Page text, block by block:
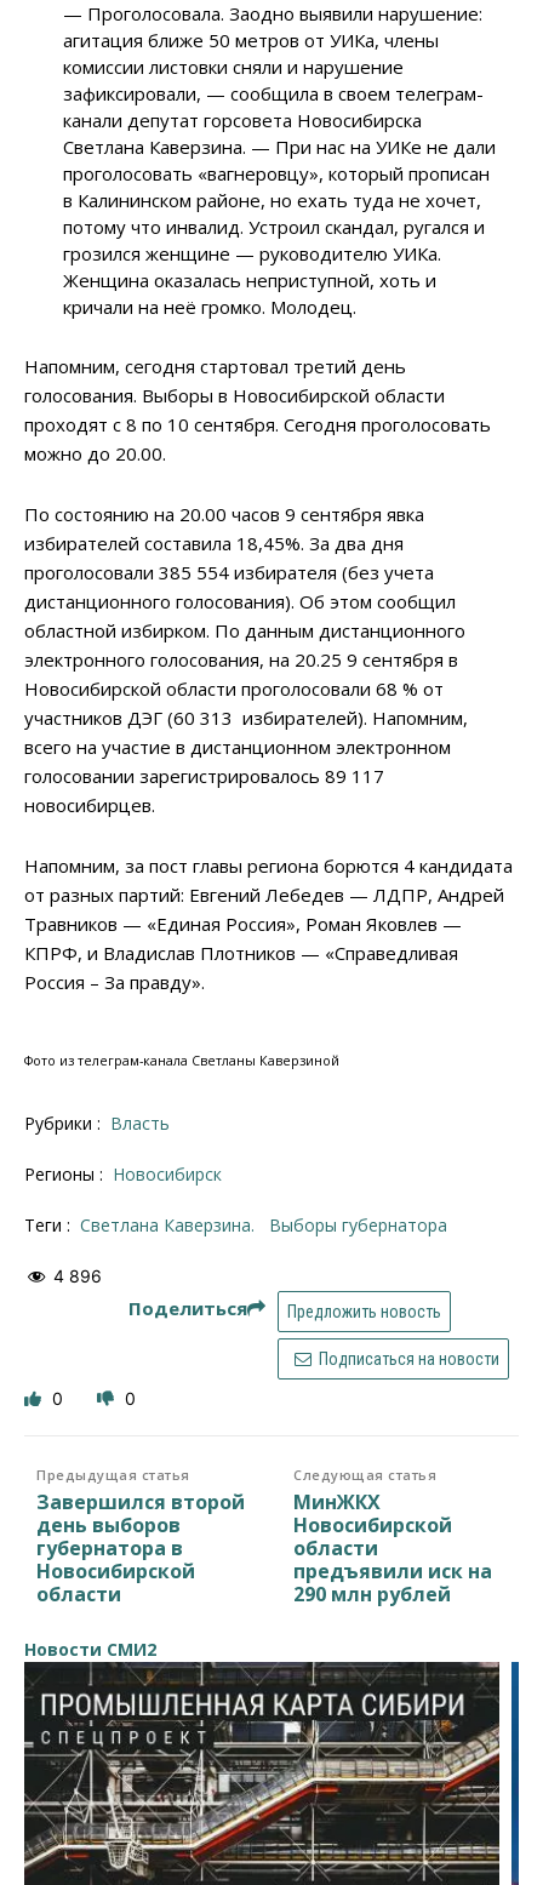
— Проголосовала. Заодно выявили нарушение:
агитация ближе 50 метров от УИКа, члены
комиссии листовки сняли и нарушение
зафиксировали, — сообщила в своем телеграм-
канали депутат горсовета Новосибирска
Светлана Каверзина. — При нас на УИКе не дали
проголосовать «вагнеровцу», который прописан
в Калининском районе, но ехать туда не хочет,
потому что инвалид. Устроил скандал, ругался и
грозился женщине — руководителю УИКа.
Женщина оказалась неприступной, хоть и
кричали на неё громко. Молодец.
Напомним, сегодня стартовал третий день
голосования. Выборы в Новосибирской области
проходят с 8 по 10 сентября. Сегодня проголосовать
можно до 20.00.
По состоянию на 20.00 часов 9 сентября явка
избирателей составила 18,45%. За два дня
проголосовали 385 554 избирателя (без учета
дистанционного голосования). Об этом сообщил
областной избирком. По данным дистанционного
электронного голосования, на 20.25 9 сентября в
Новосибирской области проголосовали 68 % от
участников ДЭГ (60 313 избирателей). Напомним,
всего на участие в дистанционном электронном
голосовании зарегистрировалось 89 117
новосибирцев.
Напомним, за пост главы региона борются 4 кандидата
от разных партий: Евгений Лебедев — ЛДПР, Андрей
Травников — «Единая Россия», Роман Яковлев —
КПРФ, и Владислав Плотников — «Справедливая
Россия – За правду».
Фото из телеграм-канала Светланы Каверзиной
Рубрики : Власть
Регионы : Новосибирск
Теги : Светлана Каверзина. Выборы губернатора
4 896
Поделиться Предложить новость
Подписаться на новости
0 0
Предыдущая статья
Завершился второй
день выборов
губернатора в
Новосибирской
области
Следующая статья
МинЖКХ
Новосибирской
области
предъявили иск на
290 млн рублей
Новости СМИ2